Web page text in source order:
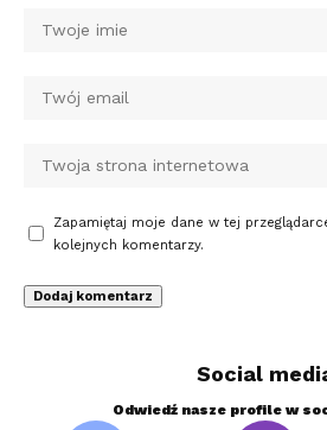
Zapamiętaj moje dane w tej
kolejnych komentarzy.
Social
Odwiedź nasze profile w